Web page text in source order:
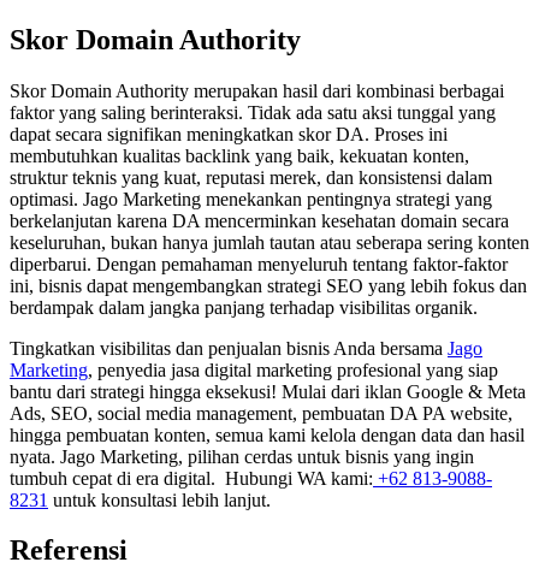
Skor Domain Authority
Skor Domain Authority merupakan hasil dari kombinasi berbagai
faktor yang saling berinteraksi. Tidak ada satu aksi tunggal yang
dapat secara signifikan meningkatkan skor DA. Proses ini
membutuhkan kualitas backlink yang baik, kekuatan konten,
struktur teknis yang kuat, reputasi merek, dan konsistensi dalam
optimasi. Jago Marketing menekankan pentingnya strategi yang
berkelanjutan karena DA mencerminkan kesehatan domain secara
keseluruhan, bukan hanya jumlah tautan atau seberapa sering konten
diperbarui. Dengan pemahaman menyeluruh tentang faktor-faktor
ini, bisnis dapat mengembangkan strategi SEO yang lebih fokus dan
berdampak dalam jangka panjang terhadap visibilitas organik.
Tingkatkan visibilitas dan penjualan bisnis Anda bersama Jago
Marketing, penyedia jasa digital marketing profesional yang siap
bantu dari strategi hingga eksekusi! Mulai dari iklan Google & Meta
Ads, SEO, social media management, pembuatan DA PA website,
hingga pembuatan konten, semua kami kelola dengan data dan hasil
nyata. Jago Marketing, pilihan cerdas untuk bisnis yang ingin
tumbuh cepat di era digital. Hubungi WA kami: +62 813-9088-
8231 untuk konsultasi lebih lanjut.
Referensi